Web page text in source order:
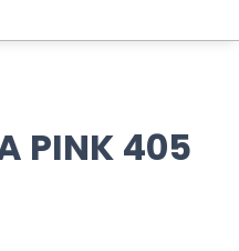
PINK 405